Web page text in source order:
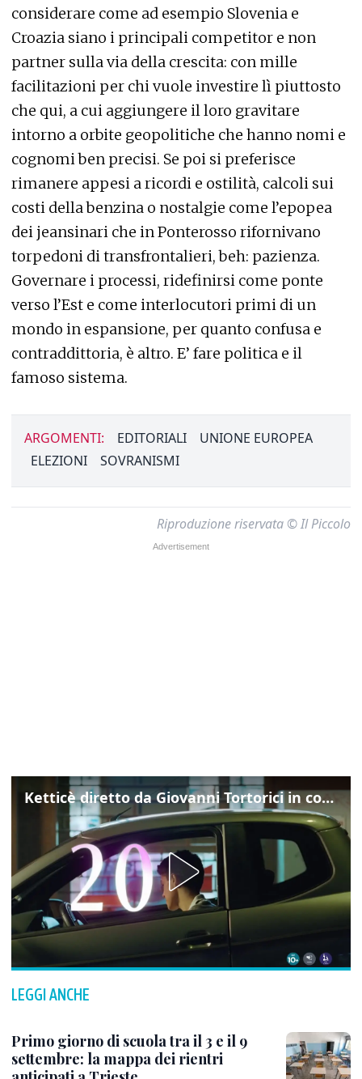
considerare come ad esempio Slovenia e
Croazia siano i principali competitor e non
partner sulla via della crescita: con mille
facilitazioni per chi vuole investire lì piuttosto
che qui, a cui aggiungere il loro gravitare
intorno a orbite geopolitiche che hanno nomi e
cognomi ben precisi. Se poi si preferisce
rimanere appesi a ricordi e ostilità, calcoli sui
costi della benzina o nostalgie come l’epopea
dei jeansinari che in Ponterosso rifornivano
torpedoni di transfrontalieri, beh: pazienza.
Governare i processi, ridefinirsi come ponte
verso l’Est e come interlocutori primi di un
mondo in espansione, per quanto confusa e
contraddittoria, è altro. E’ fare politica e il
famoso sistema.
ARGOMENTI: EDITORIALI
UNIONE EUROPEA
ELEZIONI
SOVRANISMI
Riproduzione riservata © Il Piccolo
Ketticè diretto da Giovanni Tortorici in concorso al Locarno Film Festival
LEGGI ANCHE
Primo giorno di scuola tra il 3 e il 9
settembre: la mappa dei rientri